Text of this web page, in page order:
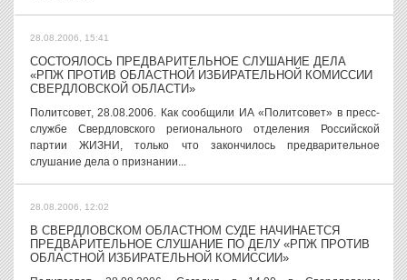
28.08.2006, 15:41
СОСТОЯЛОСЬ ПРЕДВАРИТЕЛЬНОЕ СЛУШАНИЕ ДЕЛА
«РПЖ ПРОТИВ ОБЛАСТНОЙ ИЗБИРАТЕЛЬНОЙ КОМИССИИ
СВЕРДЛОВСКОЙ ОБЛАСТИ»
Политсовет, 28.08.2006. Как сообщили ИА «Политсовет» в пресс-
службе Свердловского регионального отделения Российской
партии ЖИЗНИ, только что закончилось предварительное
слушание дела о признании...
28.08.2006, 12:02
В СВЕРДЛОВСКОМ ОБЛАСТНОМ СУДЕ НАЧИНАЕТСЯ
ПРЕДВАРИТЕЛЬНОЕ СЛУШАНИЕ ПО ДЕЛУ «РПЖ ПРОТИВ
ОБЛАСТНОЙ ИЗБИРАТЕЛЬНОЙ КОМИССИИ»